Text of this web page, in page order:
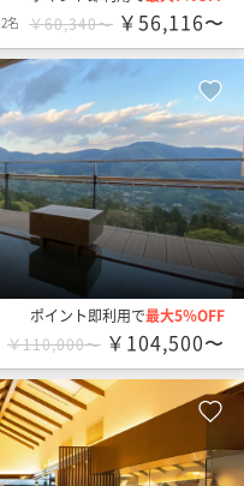
2名 ￥60,340〜 ￥56,116〜
ポイント即利用で最大5％OFF
￥110,000〜 ￥104,500〜